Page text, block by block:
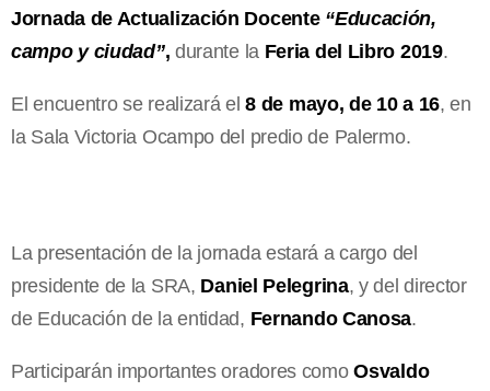
Jornada de Actualización Docente “Educación,
campo y ciudad”, durante la Feria del Libro 2019.
El encuentro se realizará el8 de mayo, de 10 a 16, en
la Sala Victoria Ocampo del predio de Palermo.
La presentación de la jornada estará a cargo del
presidente de la SRA, Daniel Pelegrina, y del director
de Educación de la entidad, Fernando Canosa.
Participarán importantes oradores comoOsvaldo